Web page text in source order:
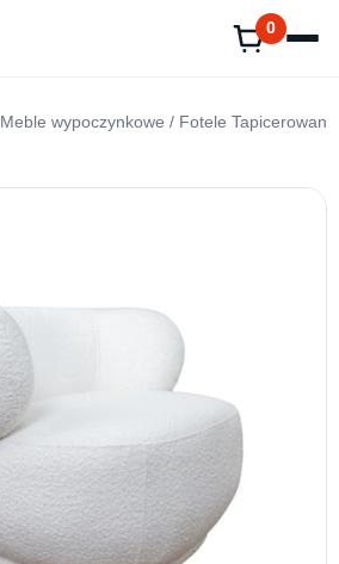
0
Meble wypoczynkowe / Fotele Tapicerowane